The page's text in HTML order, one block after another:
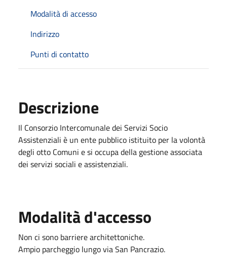
Modalità di accesso
Indirizzo
Punti di contatto
Descrizione
Il Consorzio Intercomunale dei Servizi Socio
Assistenziali è un ente pubblico istituito per la volontà
degli otto Comuni e si occupa della gestione associata
dei servizi sociali e assistenziali.
Modalità d'accesso
Non ci sono barriere architettoniche.
Ampio parcheggio lungo via San Pancrazio.